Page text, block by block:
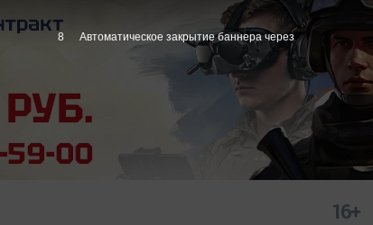
16+
7 Автоматическое закрытие баннера через